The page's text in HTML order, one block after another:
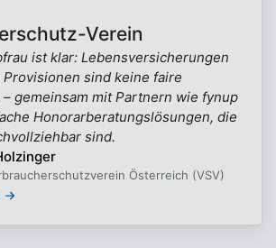
Verein
ist klar: Lebensversicherungen
sind keine faire
gemeinsam mit Partnern wie fynup
Honorarberatungslösungen, die
sind.
Österreich (VSV)